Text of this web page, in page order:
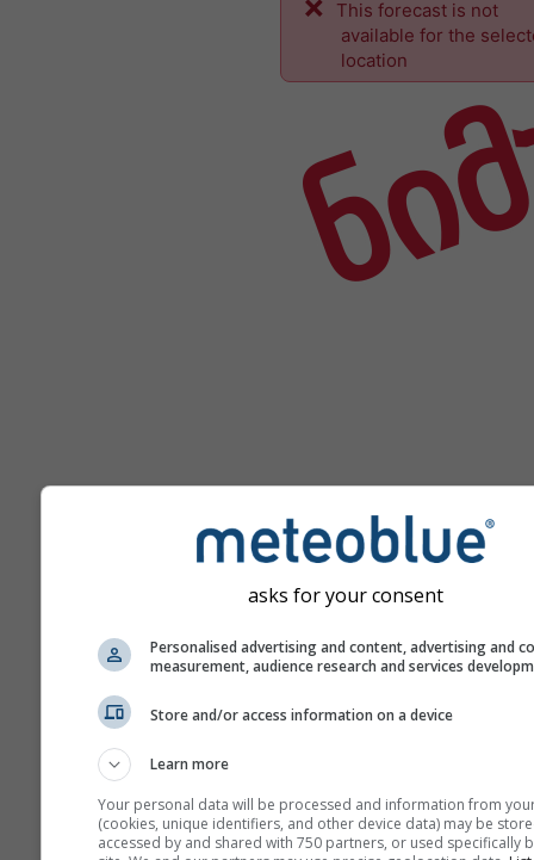
This forecast is not
available for the
location
დახმარება
მეტი ამინდის მონაცემი
მეტეოგრამები
asks for your consent
Personalised advertising and content, advertising and
measurement, audience research and services
Store and/or access information on a device
Learn more
Your personal data will be processed and information from
(cookies, unique identifiers, and other device data) may be
accessed by and shared with 750 partners, or used specifically